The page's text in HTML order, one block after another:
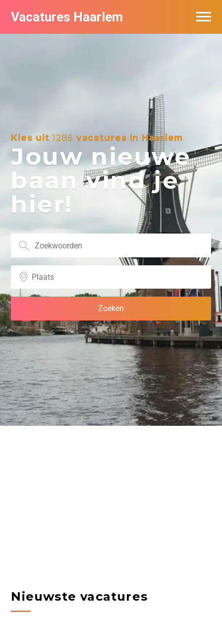
Vacatures Haarlem
Kies uit1286 vacatures in Haarlem
Jouw nieuwe
baan vind je
hier!
Nieuwste vacatures
Vacatures per bedrijf in Haarlem